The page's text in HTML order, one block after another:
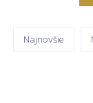
Najnovšie